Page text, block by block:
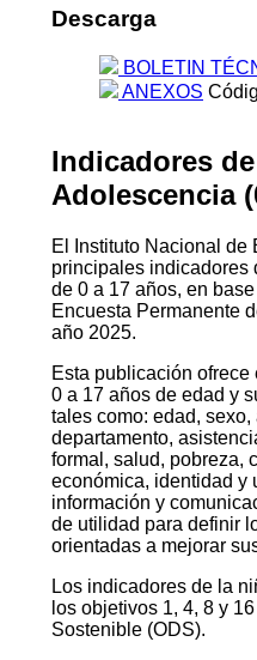
Descarga
BOLETIN
ANEXOS
Indicadores
Adolescencia
El Instituto Nacional de
principales indicadores
de 0 a 17 años, en
Encuesta Permanente
año 2025.
Esta publicación
0 a 17 años de edad y
tales como: edad,
departamento,
formal, salud, pobreza,
económica, identidad y
información y
de utilidad para definir
orientadas a mejorar
Los indicadores de la
los objetivos 1, 4, 8 y
Sostenible (ODS).